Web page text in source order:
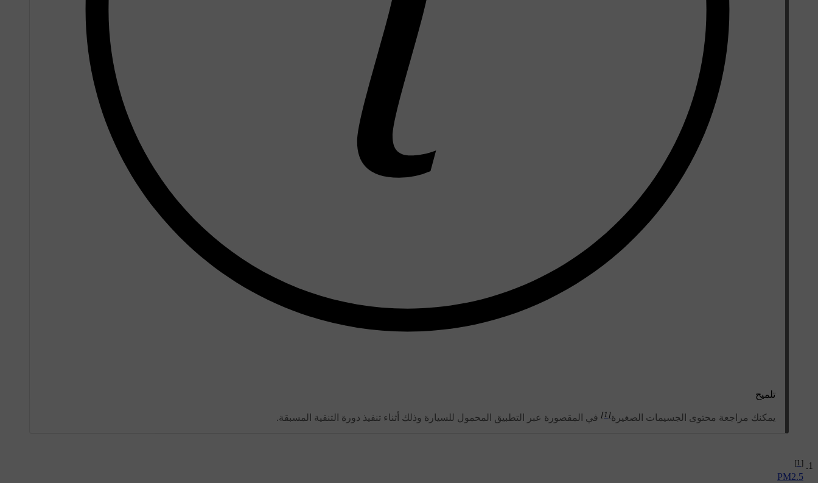
تلميح
يمكنك مراجعة محتوى الجسيمات الصغيرة[1] في المقصورة عبر التطبيق المحمول للسيارة وذلك أثناء تنفيذ دورة التنقية المسبقة.
[1]
PM2.5